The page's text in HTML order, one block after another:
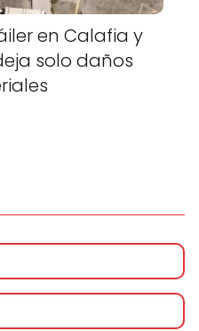
en Calafia y
solo daños